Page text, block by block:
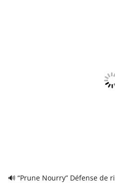
🔊 “Prune Nourry” Défense de